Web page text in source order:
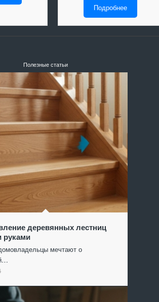
Подробнее
Полезные статьи
деревянных лестниц
руками
мечтают о